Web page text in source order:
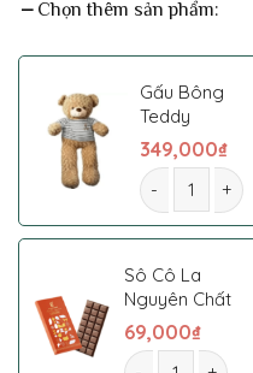
Chọn thêm sản phẩm:
Gấu Bông
Teddy
349,000₫
Kệ Hoa Chia
Sô Cô La
Nguyên Chất
69,000₫